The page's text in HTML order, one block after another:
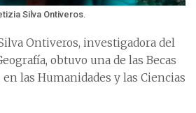
Silva Ontiveros.
Ontiveros, investigadora del
obtuvo una de las Becas
las Humanidades y las Ciencias